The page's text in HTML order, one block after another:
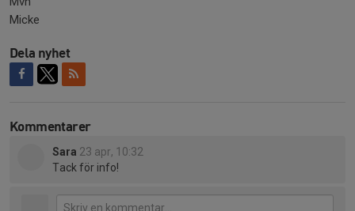
Micke
Dela nyhet
Kommentarer
Sara 23 apr, 10:32
Tack för info!